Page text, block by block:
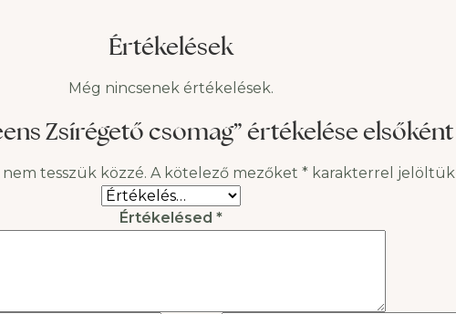
Értékelések
Még nincsenek értékelések.
Zsírégető csomag” értékelése elsőként
tesszük közzé. A kötelező mezőket * karakterrel jelöltük
Értékelésed *